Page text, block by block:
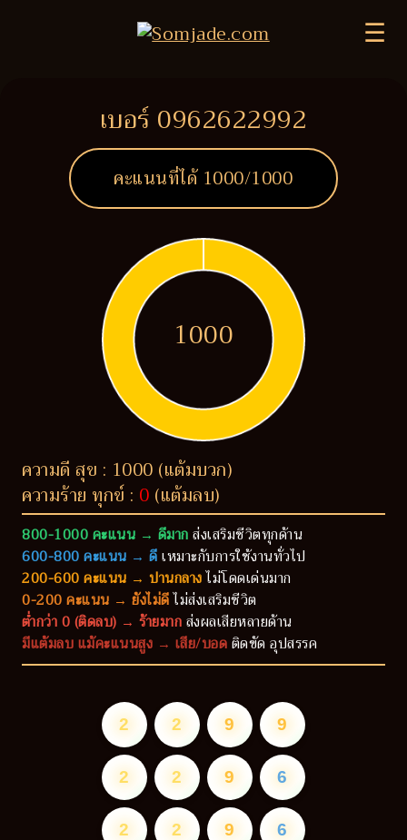
☰
เบอร์ 0962622992
คะแนนที่ได้ 1000/1000
1000
ความดี สุข : 1000 (แต้มบวก)
ความร้าย ทุกข์ : 0 (แต้มลบ)
800-1000 คะแนน → ดีมากส่งเสริมชีวิตทุกด้าน
600-800 คะแนน → ดีเหมาะกับการใช้งานทั่วไป
200-600 คะแนน → ปานกลางไม่โดดเด่นมาก
0-200 คะแนน → ยังไม่ดีไม่ส่งเสริมชีวิต
ต่ำกว่า 0 (ติดลบ) → ร้ายมากส่งผลเสียหลายด้าน
มีแต้มลบ แม้คะแนนสูง → เสีย/บอดติดขัด อุปสรรค
2 2 9 9
2 2 9 6
2 2 9 6